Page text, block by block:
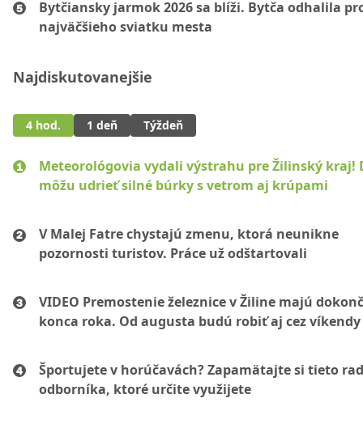
Bytčiansky jarmok 2026 sa blíži. Bytča odhalila
najväčšieho sviatku mesta
Najdiskutovanejšie
4 hod. 1 deň Týždeň
Meteorológovia vydali výstrahu pre Žilinský kraj!
môžu udrieť silné búrky s vetrom aj krúpami
V Malej Fatre chystajú zmenu, ktorá neunikne
pozornosti turistov. Práce už odštartovali
VIDEO Premostenie železnice v Žiline majú
konca roka. Od augusta budú robiť aj cez víkendy
Športujete v horúčavách? Zapamätajte si tieto
odborníka, ktoré určite využijete